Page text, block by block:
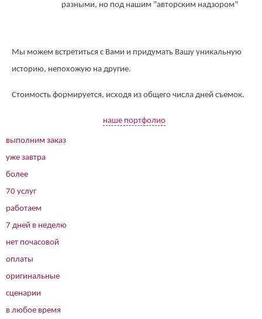
разными, но под нашим "авторским надзором"
Мы можем встретиться с Вами и придумать Вашу уникальную
историю, непохожую на другие.
Стоимость формируется, исходя из общего числа дней съемок.
наше портфолио
выполним заказ
уже завтра
более
70 услуг
работаем
7 дней в неделю
нет почасовой
оплаты
оригинальные
сценарии
в любое время